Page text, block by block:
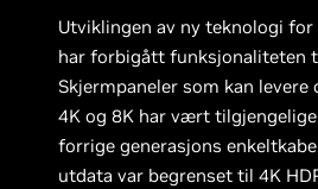
Utviklingen av ny teknologi
har forbigått funksjonaliteten
Skjermpaneler som kan levere
4K og 8K har vært
forrige generasjons
utdata var begrenset til 4K